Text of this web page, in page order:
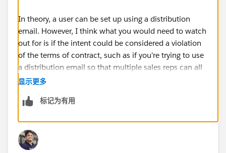
In theory, a user can be set up using a distribution
email. However, I think what you would need to watch
out for is if the intent could be considered a violation
of the terms of contract, such as if you're trying to use
a distribution email so that multiple sales reps can all
login on the same license.
Thanks,
显示更多
标记为有用